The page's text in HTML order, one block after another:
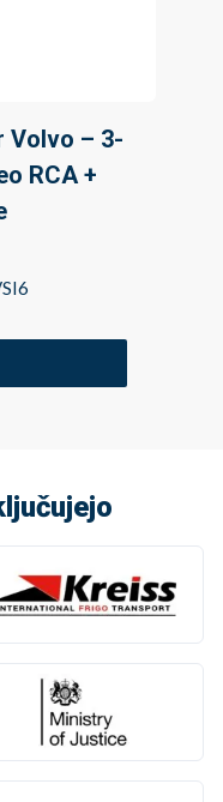
Volvo – 3-
RCA +